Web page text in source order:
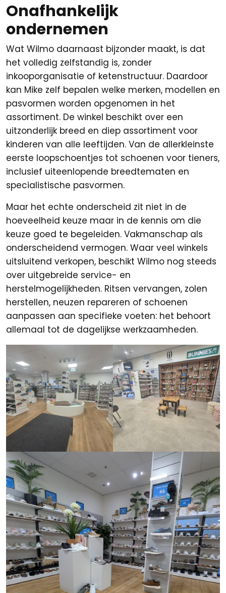
Onafhankelijk
ondernemen
Wat Wilmo daarnaast bijzonder maakt, is dat
het volledig zelfstandig is, zonder
inkooporganisatie of ketenstructuur. Daardoor
kan Mike zelf bepalen welke merken, modellen en
pasvormen worden opgenomen in het
assortiment. De winkel beschikt over een
uitzonderlijk breed en diep assortiment voor
kinderen van alle leeftijden. Van de allerkleinste
eerste loopschoentjes tot schoenen voor tieners,
inclusief uiteenlopende breedtematen en
specialistische pasvormen.
Maar het echte onderscheid zit niet in de
hoeveelheid keuze maar in de kennis om die
keuze goed te begeleiden. Vakmanschap als
onderscheidend vermogen. Waar veel winkels
uitsluitend verkopen, beschikt Wilmo nog steeds
over uitgebreide service- en
herstelmogelijkheden. Ritsen vervangen, zolen
herstellen, neuzen repareren of schoenen
aanpassen aan specifieke voeten: het behoort
allemaal tot de dagelijkse werkzaamheden.